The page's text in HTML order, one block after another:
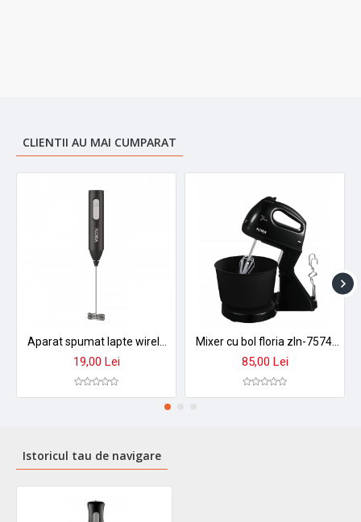
CLIENTII AU MAI CUMPARAT
19,00 Lei 85,00 Lei
Istoricul tau de navigare